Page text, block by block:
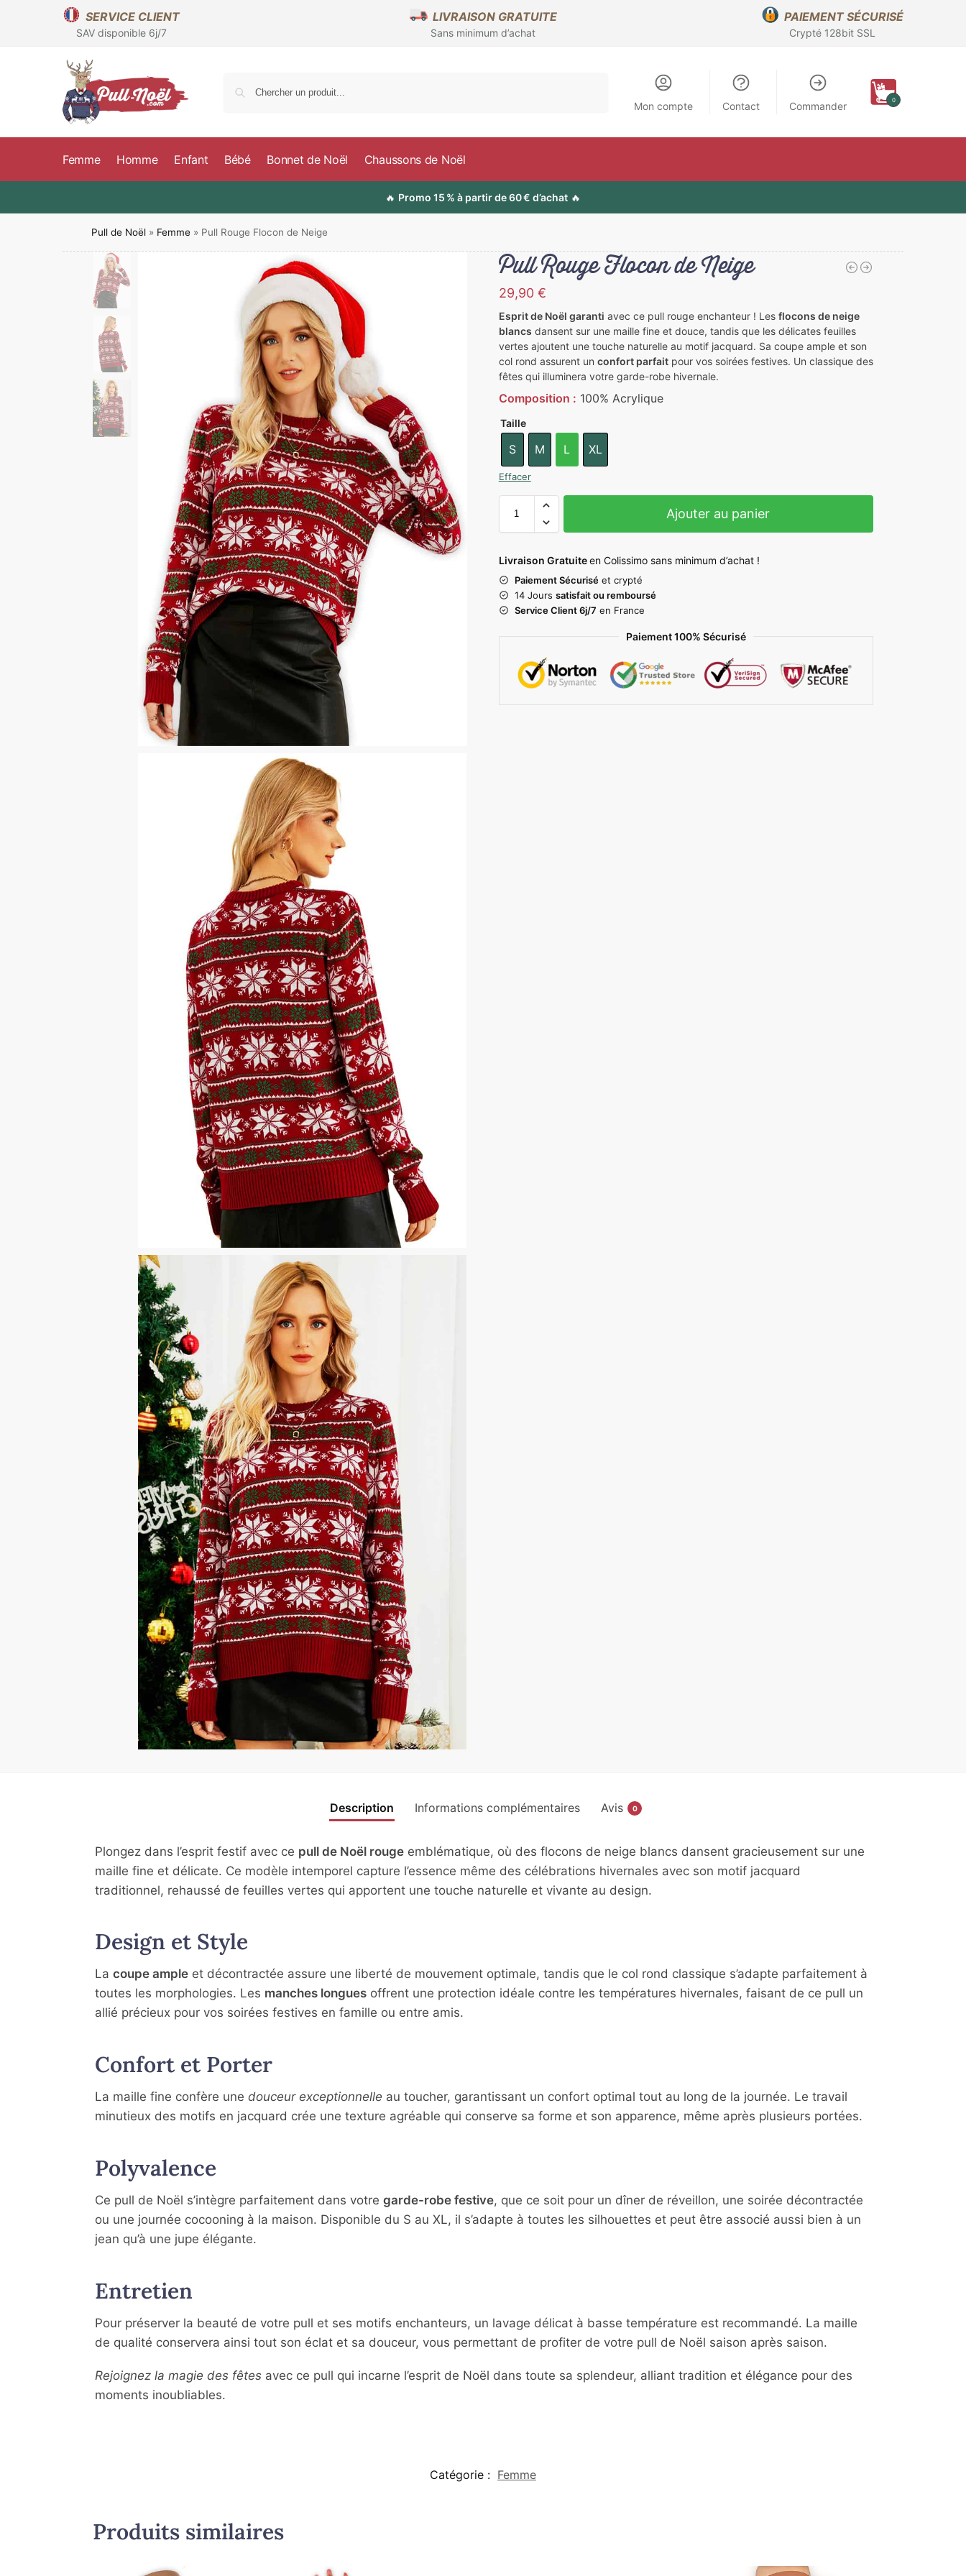
SERVICE CLIENT
SAV disponible 6j/7
LIVRAISON GRATUITE
Sans minimum d’achat
PAIEMENT SÉCURISÉ
Crypté 128bit SSL
Mon compte Contact Commander 0
Femme Homme Enfant Bébé Bonnet de Noël Chaussons de Noël
🔥 Promo 15 % à partir de 60 € d’achat 🔥
Pull de Noël » Femme » Pull Rouge Flocon de Neige
Pull Rouge Flocon de Neige
29,90 €
Esprit de Noël garanti avec ce pull rouge enchanteur ! Les flocons de neige
blancs dansent sur une maille fine et douce, tandis que les délicates feuilles
vertes ajoutent une touche naturelle au motif jacquard. Sa coupe ample et son
col rond assurent un confort parfaitpour vos soirées festives. Un classique des
fêtes qui illuminera votre garde-robe hivernale.
Composition : 100% Acrylique
Taille
S M L XL
Effacer
Ajouter au panier
Livraison Gratuiteen Colissimo sans minimum d’achat !
Paiement Sécuriséet crypté
14 Jours satisfait ou remboursé
Service Client 6j/7 en France
Paiement 100% Sécurisé
Description Informations complémentaires Avis 0
Plongez dans l’esprit festif avec ce pull de Noël rougeemblématique, où des flocons de neige blancs dansent gracieusement sur une
maille fine et délicate. Ce modèle intemporel capture l’essence même des célébrations hivernales avec son motif jacquard
traditionnel, rehaussé de feuilles vertes qui apportent une touche naturelle et vivante au design.
Design et Style
La coupe ampleet décontractée assure une liberté de mouvement optimale, tandis que le col rond classique s’adapte parfaitement à
toutes les morphologies. Les manches longuesoffrent une protection idéale contre les températures hivernales, faisant de ce pull un
allié précieux pour vos soirées festives en famille ou entre amis.
Confort et Porter
La maille fine confère une douceur exceptionnelle au toucher, garantissant un confort optimal tout au long de la journée. Le travail
minutieux des motifs en jacquard crée une texture agréable qui conserve sa forme et son apparence, même après plusieurs portées.
Polyvalence
Ce pull de Noël s’intègre parfaitement dans votre garde-robe festive, que ce soit pour un dîner de réveillon, une soirée décontractée
ou une journée cocooning à la maison. Disponible du S au XL, il s’adapte à toutes les silhouettes et peut être associé aussi bien à un
jean qu’à une jupe élégante.
Entretien
Pour préserver la beauté de votre pull et ses motifs enchanteurs, un lavage délicat à basse température est recommandé. La maille
de qualité conservera ainsi tout son éclat et sa douceur, vous permettant de profiter de votre pull de Noël saison après saison.
Rejoignez la magie des fêtesavec ce pull qui incarne l’esprit de Noël dans toute sa splendeur, alliant tradition et élégance pour des
moments inoubliables.
Catégorie : Femme
Produits similaires